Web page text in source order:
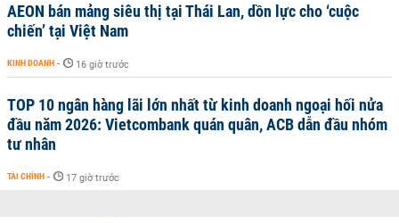
AEON bán mảng siêu thị tại Thái Lan, dồn lực cho ‘cuộc
chiến’ tại Việt Nam
KINH DOANH - 16 giờ trước
TOP 10 ngân hàng lãi lớn nhất từ kinh doanh ngoại hối nửa
đầu năm 2026: Vietcombank quán quân, ACB dẫn đầu nhóm
tư nhân
TÀI CHÍNH - 17 giờ trước